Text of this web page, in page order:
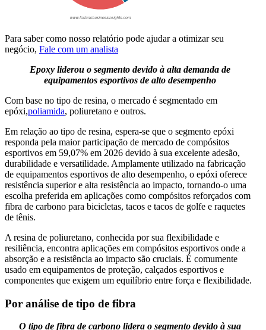
Para saber como nosso relatório pode ajudar a otimizar seu
negócio, Fale com um analista
Epoxy liderou o segmento devido à alta demanda de
equipamentos esportivos de alto desempenho
Com base no tipo de resina, o mercado é segmentado em
epóxi,poliamida, poliuretano e outros.
Em relação ao tipo de resina, espera-se que o segmento epóxi
responda pela maior participação de mercado de compósitos
esportivos em 59,07% em 2026 devido à sua excelente adesão,
durabilidade e versatilidade. Amplamente utilizado na fabricação
de equipamentos esportivos de alto desempenho, o epóxi oferece
resistência superior e alta resistência ao impacto, tornando-o uma
escolha preferida em aplicações como compósitos reforçados com
fibra de carbono para bicicletas, tacos e tacos de golfe e raquetes
de tênis.
A resina de poliuretano, conhecida por sua flexibilidade e
resiliência, encontra aplicações em compósitos esportivos onde a
absorção e a resistência ao impacto são cruciais. É comumente
usado em equipamentos de proteção, calçados esportivos e
componentes que exigem um equilíbrio entre força e flexibilidade.
Por análise de tipo de fibra
O tipo de fibra de carbono lidera o segmento devido à sua